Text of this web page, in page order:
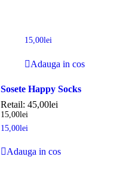
15,00lei
Adauga in cos
Sosete Happy Socks
Retail: 45,00lei
15,00lei
15,00lei
Adauga in cos